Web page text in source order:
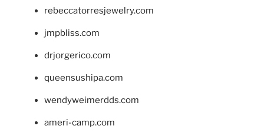
rebeccatorresjewelry.com
jmpbliss.com
drjorgerico.com
queensushipa.com
wendyweimerdds.com
ameri-camp.com